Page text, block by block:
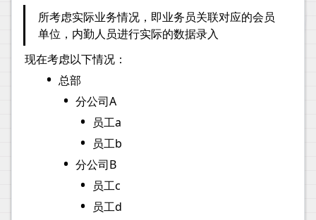
所考虑实际业务情况，即业务员关联对应的会员
单位，内勤人员进行实际的数据录入
现在考虑以下情况：
• 总部
• 分公司A
• 员工a
• 员工b
• 分公司B
• 员工c
• 员工d